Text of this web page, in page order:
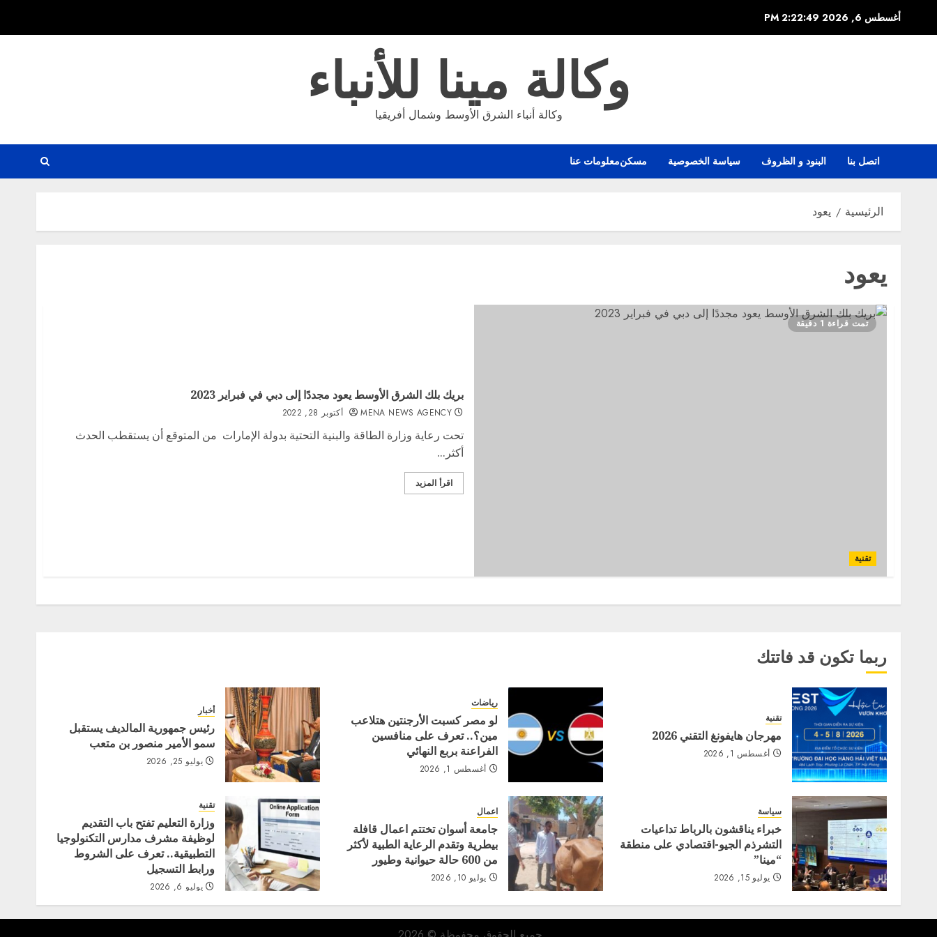
أغسطس 6, 2026 2:22:50 PM
وكالة مينا للأنباء
وكالة أنباء الشرق الأوسط وشمال أفريقيا
اتصل بنا البنود و الظروف سياسة الخصوصية مسكنمعلومات عنا
الرئيسية يعود
يعود
تمت قراءة 1 دقيقة
تقنية
بريك بلك الشرق الأوسط يعود مجددًا إلى دبي في فبراير 2023
MENA NEWS AGENCY أكتوبر 28, 2022
تحت رعاية وزارة الطاقة والبنية التحتية بدولة الإمارات من المتوقع أن يستقطب الحدث
أكثر...
اقرأ المزيد
ربما تكون قد فاتتك
تقنية
مهرجان هايفونغ التقني 2026
أغسطس 1, 2026
رياضات
لو مصر كسبت الأرجنتين هتلاعب
مين؟.. تعرف على منافسين
الفراعنة بربع النهائي
أغسطس 1, 2026
أخبار
رئيس جمهورية المالديف يستقبل
سمو الأمير منصور بن متعب
يوليو 25, 2026
سياسة
خبراء يناقشون بالرباط تداعيات
التشرذم الجيو-اقتصادي على منطقة
“مينا”
يوليو 15, 2026
اعمال
جامعة أسوان تختتم اعمال قافلة
بيطرية وتقدم الرعاية الطبية لأكثر
من 600 حالة حيوانية وطيور
يوليو 10, 2026
تقنية
وزارة التعليم تفتح باب التقديم
لوظيفة مشرف مدارس التكنولوجيا
التطبيقية.. تعرف على الشروط
ورابط التسجيل
يوليو 6, 2026